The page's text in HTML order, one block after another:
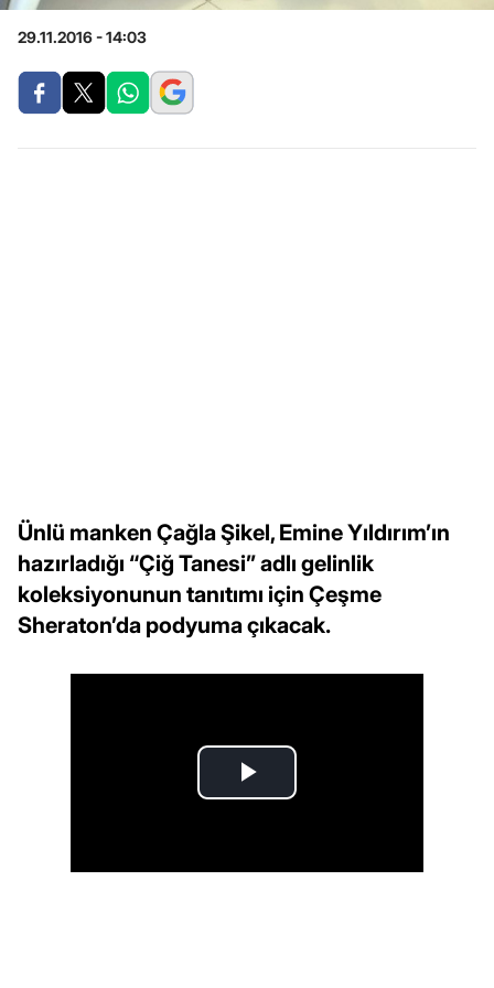
29.11.2016 - 14:03
Ünlü manken Çağla Şikel, Emine Yıldırım’ın
hazırladığı “Çiğ Tanesi” adlı gelinlik
koleksiyonunun tanıtımı için Çeşme
Sheraton’da podyuma çıkacak.